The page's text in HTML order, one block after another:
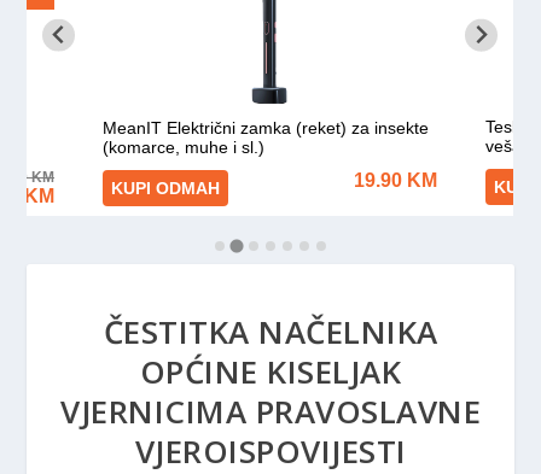
ČESTITKA NAČELNIKA
OPĆINE KISELJAK
VJERNICIMA PRAVOSLAVNE
VJEROISPOVIJESTI